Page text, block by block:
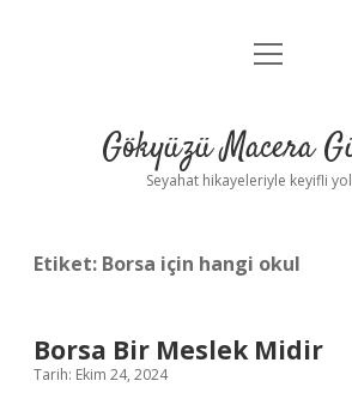
Anasayfa
Yasal Uyarı
menüyü
Gökyüzü Macera
Seyahat hikayeleriyle keyifli
Etiket: Borsa için hangi okul
Borsa Bir Meslek Midir
Tarih: Ekim 24, 2024